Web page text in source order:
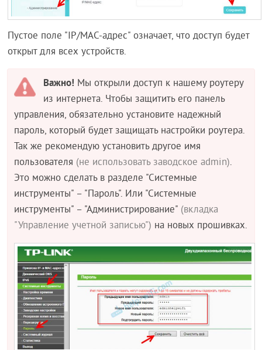
Пустое поле "IP/MAC-адрес" означает, что доступ будет
открыт для всех устройств.
Важно! Мы открыли доступ к нашему роутеру
из интернета. Чтобы защитить его панель
управления, обязательно установите надежный
пароль, который будет защищать настройки роутера.
Так же рекомендую установить другое имя
пользователя (не использовать заводское admin).
Это можно сделать в разделе "Системные
инструменты" – "Пароль". Или "Системные
инструменты" – "Администрирование" (вкладка
"Управление учетной записью") на новых прошивках.